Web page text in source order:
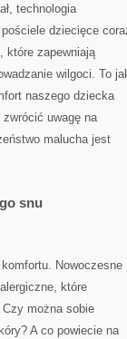
technologia
dziecięce
które zapewniają
wilgoci. To
naszego dziecka
uwagę na
malucha jest
snu
Nowoczesne
które
można sobie
A co powiecie na